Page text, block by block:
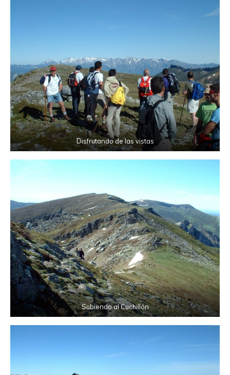
Disfrutando de las vistas
Subiendo al Cuchillón